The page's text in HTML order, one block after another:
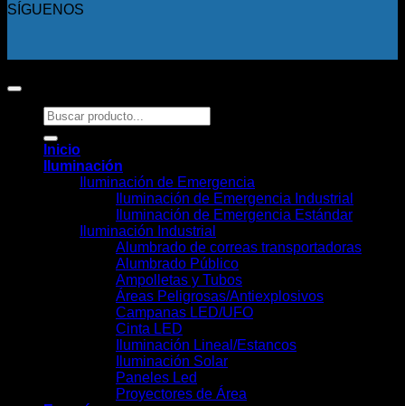
SÍGUENOS
Buscar
por:
Inicio
Iluminación
Iluminación de Emergencia
Iluminación de Emergencia Industrial
Iluminación de Emergencia Estándar
Iluminación Industrial
Alumbrado de correas transportadoras
Alumbrado Público
Ampolletas y Tubos
Áreas Peligrosas/Antiexplosivos
Campanas LED/UFO
Cinta LED
Iluminación Lineal/Estancos
Iluminación Solar
Paneles Led
Proyectores de Área